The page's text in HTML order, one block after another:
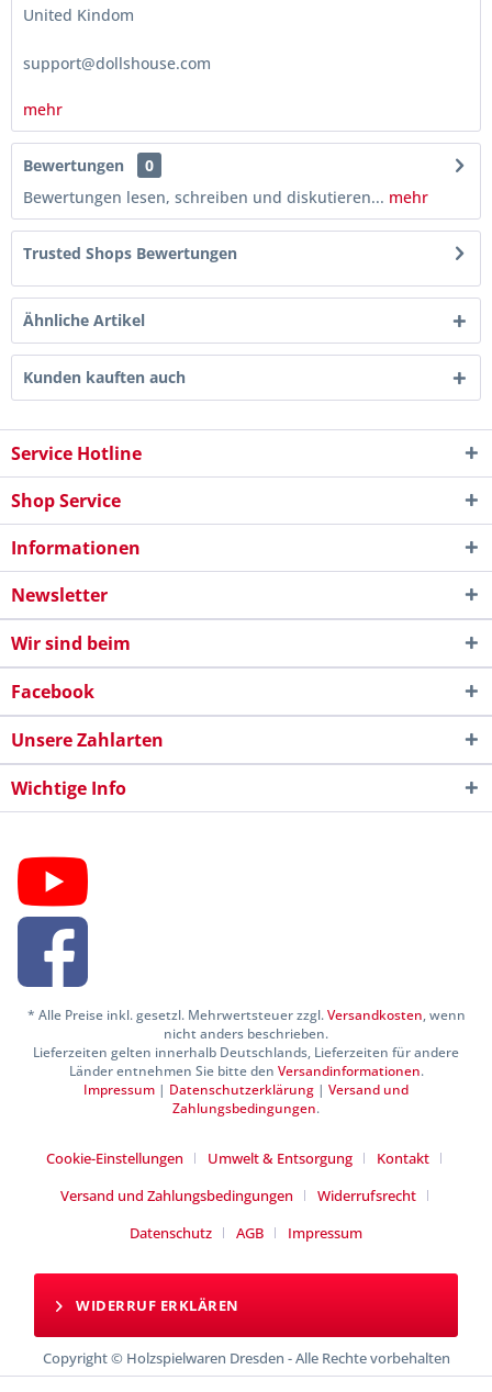
United Kindom
support@dollshouse.com
mehr
Bewertungen
0
Bewertungen lesen, schreiben und diskutieren... mehr
Trusted Shops Bewertungen
Ähnliche Artikel
Kunden kauften auch
Service Hotline
Shop Service
Informationen
Newsletter
Wir sind beim
Facebook
Unsere Zahlarten
Wichtige Info
* Alle Preise inkl. gesetzl. Mehrwertsteuer zzgl.Versandkosten, wenn
nicht anders beschrieben.
Lieferzeiten gelten innerhalb Deutschlands, Lieferzeiten für andere
Länder entnehmen Sie bitte den Versandinformationen.
Impressum | Datenschutzerklärung | Versand und
Zahlungsbedingungen.
Cookie-Einstellungen Umwelt & Entsorgung
Kontakt
Versand und Zahlungsbedingungen
Widerrufsrecht
Datenschutz
AGB Impressum
WIDERRUF ERKLÄREN
Copyright © Holzspielwaren Dresden - Alle Rechte vorbehalten